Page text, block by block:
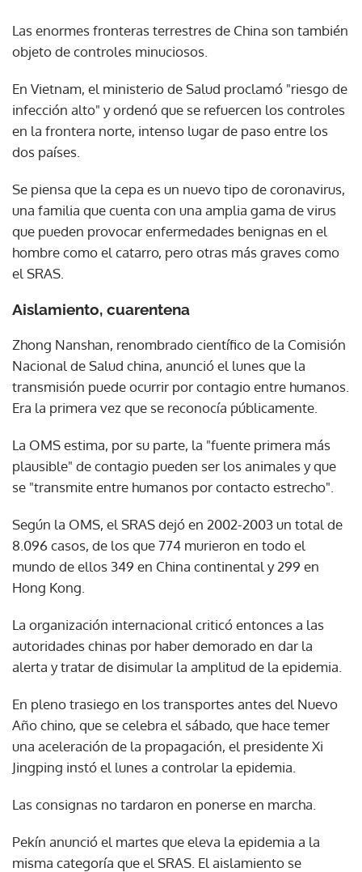
Las enormes fronteras terrestres de China son también
objeto de controles minuciosos.
En Vietnam, el ministerio de Salud proclamó "riesgo de
infección alto" y ordenó que se refuercen los controles
en la frontera norte, intenso lugar de paso entre los
dos países.
Se piensa que la cepa es un nuevo tipo de coronavirus,
una familia que cuenta con una amplia gama de virus
que pueden provocar enfermedades benignas en el
hombre como el catarro, pero otras más graves como
el SRAS.
Aislamiento, cuarentena
Zhong Nanshan, renombrado científico de la Comisión
Nacional de Salud china, anunció el lunes que la
transmisión puede ocurrir por contagio entre humanos.
Era la primera vez que se reconocía públicamente.
La OMS estima, por su parte, la "fuente primera más
plausible" de contagio pueden ser los animales y que
se "transmite entre humanos por contacto estrecho".
Según la OMS, el SRAS dejó en 2002-2003 un total de
8.096 casos, de los que 774 murieron en todo el
mundo de ellos 349 en China continental y 299 en
Hong Kong.
La organización internacional criticó entonces a las
autoridades chinas por haber demorado en dar la
alerta y tratar de disimular la amplitud de la epidemia.
En pleno trasiego en los transportes antes del Nuevo
Año chino, que se celebra el sábado, que hace temer
una aceleración de la propagación, el presidente Xi
Jingping instó el lunes a controlar la epidemia.
Las consignas no tardaron en ponerse en marcha.
Pekín anunció el martes que eleva la epidemia a la
misma categoría que el SRAS. El aislamiento se